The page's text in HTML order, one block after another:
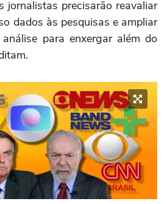
jornalistas precisarão reavaliar
dados às pesquisas e ampliar
para enxergar além do